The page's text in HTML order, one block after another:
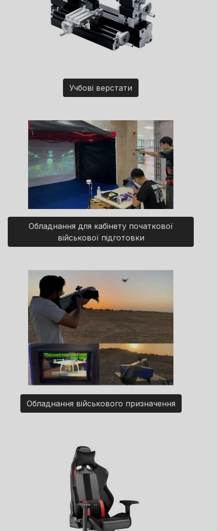
Учбові верстати
Обладнання для кабінету початкової
військової підготовки
Обладнання військового призначення